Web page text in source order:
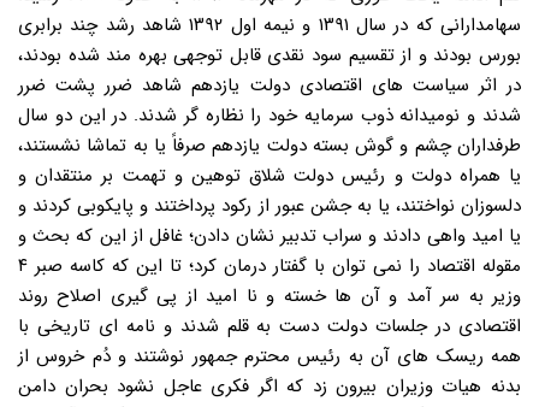
سهامدارانی که در سال ۱۳۹۱ و نیمه اول ۱۳۹۲ شاهد رشد چند برابری
بورس بودند و از تقسیم سود نقدی قابل توجهی بهره مند شده بودند،
در اثر سیاست های اقتصادی دولت یازدهم شاهد ضرر پشت ضرر
شدند و نومیدانه ذوب سرمایه خود را نظاره گر شدند. در این دو سال
طرفداران چشم و گوش بسته دولت یازدهم صرفاً یا به تماشا نشستند،
یا همراه دولت و رئیس دولت شلاق توهین و تهمت بر منتقدان و
دلسوزان نواختند، یا به جشن عبور از رکود پرداختند و پایکوبی کردند و
یا امید واهی دادند و سراب تدبیر نشان دادن؛ غافل از این که بحث و
مقوله اقتصاد را نمی توان با گفتار درمان کرد؛ تا این که کاسه صبر ۴
وزیر به سر آمد و آن ها خسته و نا امید از پی گیری اصلاح روند
اقتصادی در جلسات دولت دست به قلم شدند و نامه ای تاریخی با
همه ریسک های آن به رئیس محترم جمهور نوشتند و دُم خروس از
بدنه هیات وزیران بیرون زد که اگر فکری عاجل نشود بحران دامن